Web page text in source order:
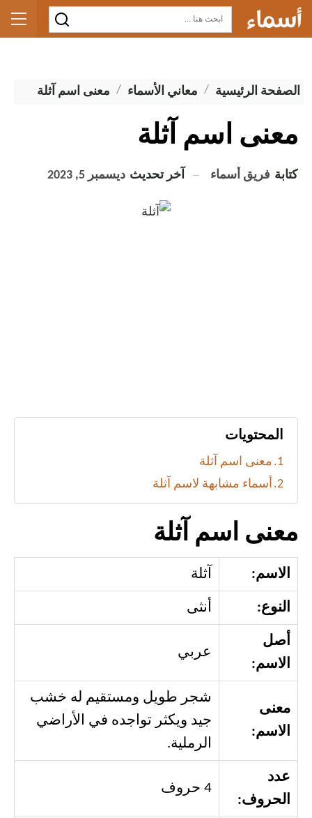
الصفحة الرئيسية معاني الأسماء معنى اسم آثلة
معنى اسم آثلة
كتابة فريق أسماء آخر تحديث ديسمبر 5, 2023
المحتويات
معنى اسم آثلة
أسماء مشابهة لاسم آثلة
معنى اسم آثلة
الاسم: آثلة
النوع: أنثى
أصل
الاسم:
عربي
معنى
الاسم:
شجر طويل ومستقيم له خشب
جيد ويكثر تواجده في الأراضي
الرملية.
عدد
الحروف:
4 حروف